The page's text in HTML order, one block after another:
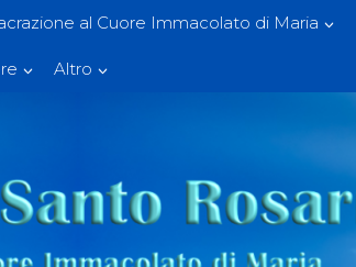
al Cuore Immacolato di Maria
Altro